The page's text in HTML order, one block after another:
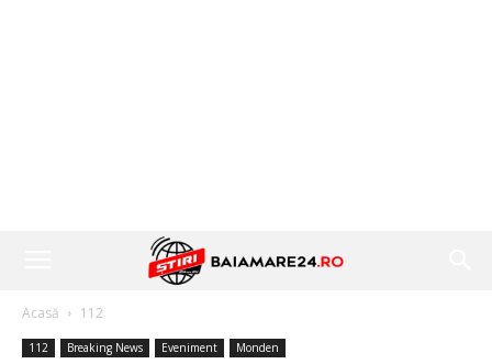
Acasă 112
112 Breaking News Eveniment Monden